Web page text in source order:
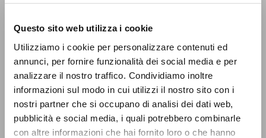
Questo sito web utilizza i cookie
Utilizziamo i cookie per personalizzare contenuti ed
annunci, per fornire funzionalità dei social media e per
analizzare il nostro traffico. Condividiamo inoltre
informazioni sul modo in cui utilizzi il nostro sito con i
nostri partner che si occupano di analisi dei dati web,
pubblicità e social media, i quali potrebbero combinarle
con altre informazioni che hai fornito loro o che hanno
Cordas Durval Traduttore
Giussani LuigiAutore